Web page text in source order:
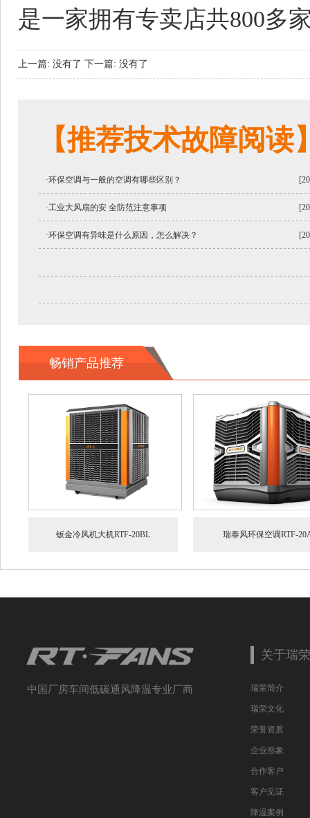
是一家拥有专卖店共800多
上一篇: 没有了 下一篇: 没有了
【推荐技术故障阅读
·环保空调与一般的空调有哪些区别？
·工业大风扇的安 全防范注意事项
·环保空调有异味是什么原因，怎么解决？
畅销产品推荐
钣金冷风机大机RTF-20BL 瑞泰风环保空调RTF-
中国厂房车间低碳通风降温专业厂商
关于瑞荣
瑞荣简介
瑞荣文化
荣誉资质
企业形象
合作客户
客户见证
降温案例